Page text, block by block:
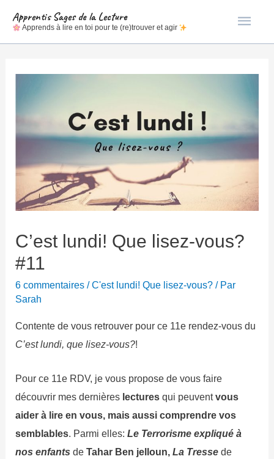
Apprentis Sages de la Lecture
Apprends à lire en toi pour te (re)trouver et agir
C’est lundi! Que lisez-vous?
#11
6 commentaires /C'est lundi! Que lisez-vous? / Par
Sarah
Contente de vous retrouver pour ce 11e rendez-vous du
C’est lundi, que lisez-vous?!
Pour ce 11e RDV, je vous propose de vous faire
découvrir mes dernières lectures qui peuventvous
aider à lire en vous, mais aussi comprendre vos
semblables. Parmi elles:Le Terrorisme expliqué à
nos enfants deTahar Ben jelloun,La Tresse de